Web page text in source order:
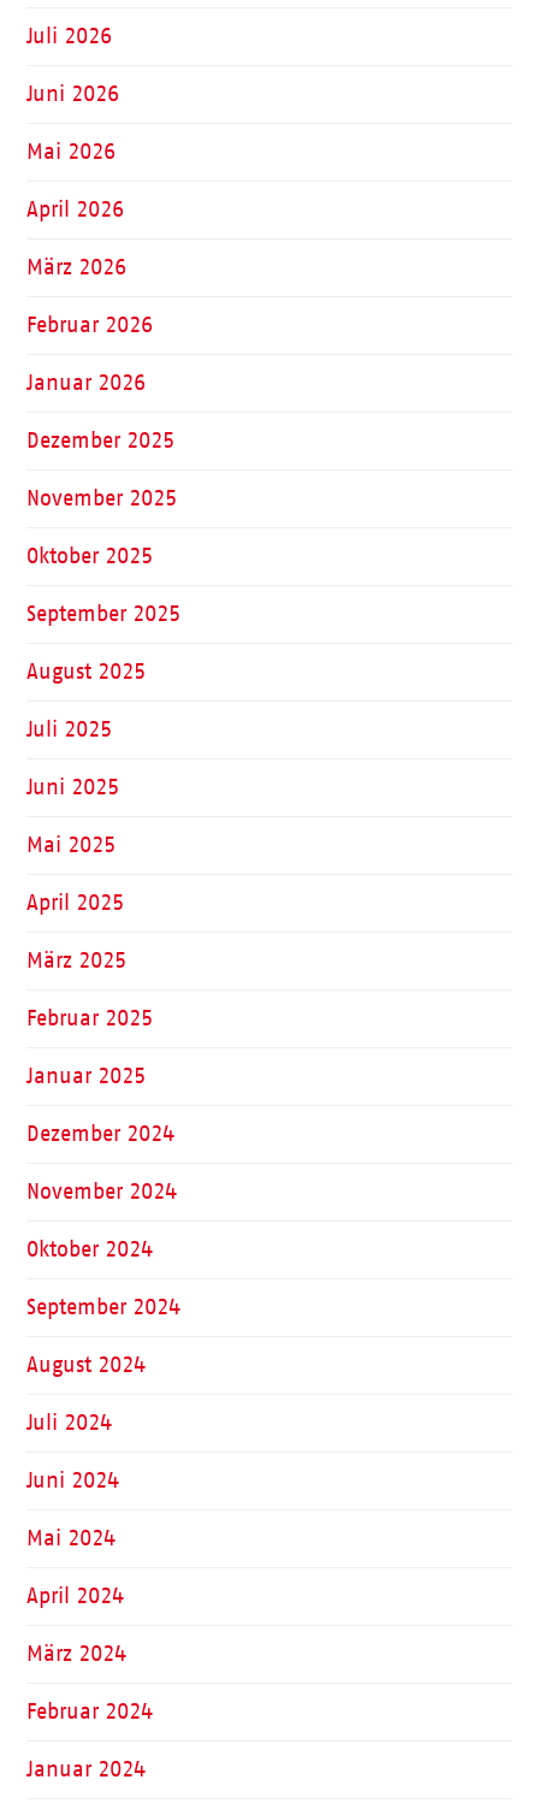
Juli 2026
Juni 2026
Mai 2026
April 2026
März 2026
Februar 2026
Januar 2026
Dezember 2025
November 2025
Oktober 2025
September 2025
August 2025
Juli 2025
Juni 2025
Mai 2025
April 2025
März 2025
Februar 2025
Januar 2025
Dezember 2024
November 2024
Oktober 2024
September 2024
August 2024
Juli 2024
Juni 2024
Mai 2024
April 2024
März 2024
Februar 2024
Januar 2024